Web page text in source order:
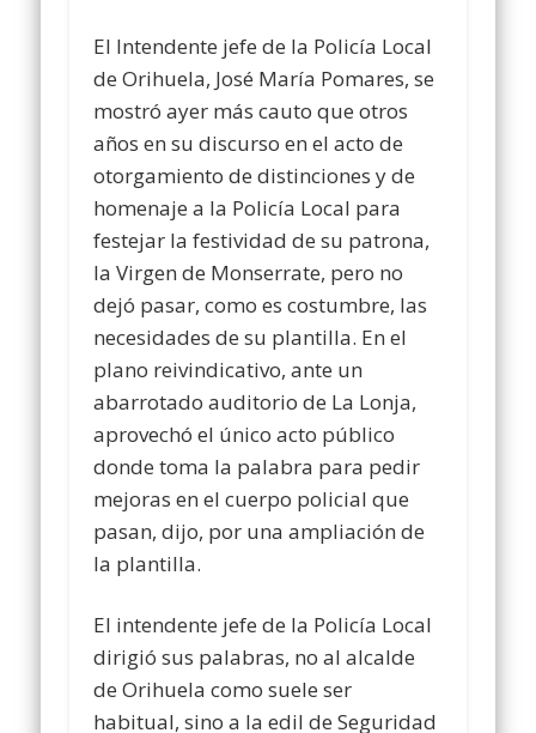
El Intendente jefe de la Policía Local
de Orihuela, José María Pomares, se
mostró ayer más cauto que otros
años en su discurso en el acto de
otorgamiento de distinciones y de
homenaje a la Policía Local para
festejar la festividad de su patrona,
la Virgen de Monserrate, pero no
dejó pasar, como es costumbre, las
necesidades de su plantilla. En el
plano reivindicativo, ante un
abarrotado auditorio de La Lonja,
aprovechó el único acto público
donde toma la palabra para pedir
mejoras en el cuerpo policial que
pasan, dijo, por una ampliación de
la plantilla.
El intendente jefe de la Policía Local
dirigió sus palabras, no al alcalde
de Orihuela como suele ser
habitual, sino a la edil de Seguridad